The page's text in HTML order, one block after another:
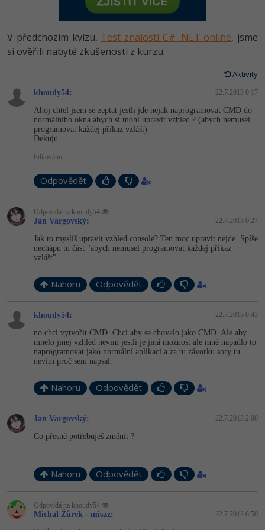
HTML5, CSS3, Bootstrap, SEO
SQL a databáze
UML a návrhové vzory
React
Spring
ASP.NET MVC
Django
Best practices
PHP
JavaScript
HTML / CSS
UML a návrhové vzory
MySQL/MariaDB
MS-SQL
SQLite
Vývojář mobilních aplikací
Specialista na AI a bigdata
Webdesigner
Tester
Grafik / UX/UI návrhář
Copywriter
WordPress specialista
SEO specialista
-80%
JavaScript -80%
C++
Swift -80%
C -80%
SQL
Algoritmy -41%
Umělá inteligence (AI)
Pro děti
Kurzy e-commerce
Datová analýza
Digitální gramotnost
Kurzy designu
-80%
Photoshop -80%
Blog
V předchozím kvízu, Test znalostí C# .NET online, jsme
si ověřili nabyté zkušenosti z kurzu.
Aktivity
khoudy54: 22.7.2013 0:17
Ahoj chtel jsem se zeptat jestli jde nejak naprogramovat CMD do
normálního okna abych si mohl upravit vzhled ? (abych nemusel
programovat každej příkaz vzlášt)
Dekuju
Editováno
Odpovědět
Odpovídá na khoudy54
Jan Vargovský: 22.7.2013 0:27
Jak to myslíš upravit vzhled console? Ten moc upravit nejde. Spíše
nechápu tu část "abych nemusel programovat každej příkaz
vzlášt".
Nahoru Odpovědět
khoudy54: 22.7.2013 0:43
no chci vytvořit CMD. Chci aby se chovalo jako CMD. Ale aby
mnelo jinej vzhled nevim jestli je jiná možnost ale mně napadlo to
naprogramovat jako normální aplikaci a za tu závorku sory tu
nevim proč sem napsal.
Nahoru Odpovědět
Jan Vargovský: 22.7.2013 2:00
Co přesně potřebuješ změnit ?
Nahoru Odpovědět
Odpovídá na khoudy54
Michal Žůrek - misaz: 22.7.2013 6:50